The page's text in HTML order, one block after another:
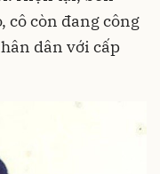
cô còn đang công
dân với cấp